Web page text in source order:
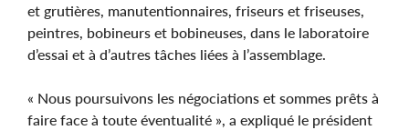
et grutières, manutentionnaires, friseurs et friseuses,
peintres, bobineurs et bobineuses, dans le laboratoire
d’essai et à d’autres tâches liées à l’assemblage.
« Nous poursuivons les négociations et sommes prêts à
faire face à toute éventualité », a expliqué le président